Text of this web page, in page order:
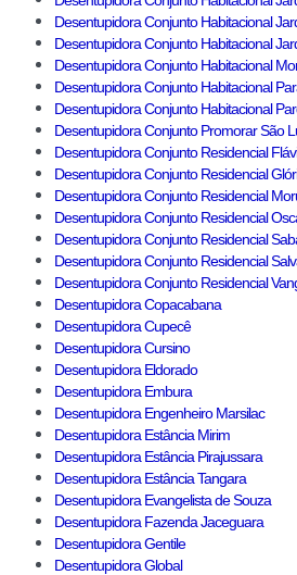
Desentupidora Conjunto Habitacional
Desentupidora Conjunto Habitacional
Desentupidora Conjunto Habitacional
Desentupidora Conjunto Habitacional
Desentupidora Conjunto Habitacional
Desentupidora Conjunto Promorar São
Desentupidora Conjunto Residencial
Desentupidora Conjunto Residencial
Desentupidora Conjunto Residencial
Desentupidora Conjunto Residencial
Desentupidora Conjunto Residencial
Desentupidora Conjunto Residencial
Desentupidora Conjunto Residencial
Desentupidora Copacabana
Desentupidora Cupecê
Desentupidora Cursino
Desentupidora Eldorado
Desentupidora Embura
Desentupidora Engenheiro Marsilac
Desentupidora Estância Mirim
Desentupidora Estância Pirajussara
Desentupidora Estância Tangara
Desentupidora Evangelista de Souza
Desentupidora Fazenda Jaceguara
Desentupidora Gentile
Desentupidora Global